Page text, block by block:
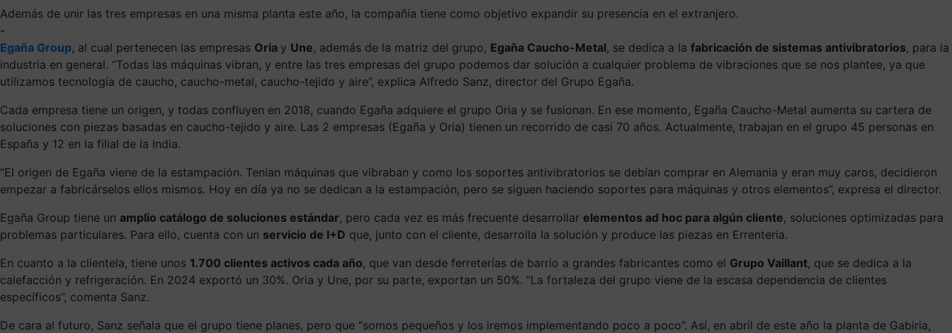
Además de unir las tres empresas en una misma planta este año, la compañía tiene como objetivo expandir su presencia en el extranjero.
-
Egaña Group, al cual pertenecen las empresas Oria y Une, además de la matriz del grupo, Egaña Caucho-Metal, se dedica a la fabricación de sistemas antivibratorios, para la
industria en general. “Todas las máquinas vibran, y entre las tres empresas del grupo podemos dar solución a cualquier problema de vibraciones que se nos plantee, ya que
utilizamos tecnología de caucho, caucho-metal, caucho-tejido y aire”, explica Alfredo Sanz, director del Grupo Egaña.
Cada empresa tiene un origen, y todas confluyen en 2018, cuando Egaña adquiere el grupo Oria y se fusionan. En ese momento, Egaña Caucho-Metal aumenta su cartera de
soluciones con piezas basadas en caucho-tejido y aire. Las 2 empresas (Egaña y Oria) tienen un recorrido de casi 70 años. Actualmente, trabajan en el grupo 45 personas en
España y 12 en la filial de la India.
“El origen de Egaña viene de la estampación. Tenían máquinas que vibraban y como los soportes antivibratorios se debían comprar en Alemania y eran muy caros, decidieron
empezar a fabricárselos ellos mismos. Hoy en día ya no se dedican a la estampación, pero se siguen haciendo soportes para máquinas y otros elementos”, expresa el director.
Egaña Group tiene un amplio catálogo de soluciones estándar, pero cada vez es más frecuente desarrollar elementos ad hoc para algún cliente, soluciones optimizadas para
problemas particulares. Para ello, cuenta con un servicio de I+D que, junto con el cliente, desarrolla la solución y produce las piezas en Errenteria.
En cuanto a la clientela, tiene unos 1.700 clientes activos cada año, que van desde ferreterías de barrio a grandes fabricantes como el Grupo Vaillant, que se dedica a la
calefacción y refrigeración. En 2024 exportó un 30%. Oria y Une, por su parte, exportan un 50%. “La fortaleza del grupo viene de la escasa dependencia de clientes
específicos”, comenta Sanz.
De cara al futuro, Sanz señala que el grupo tiene planes, pero que “somos pequeños y los iremos implementando poco a poco”. Así, en abril de este año la planta de Gabiria,